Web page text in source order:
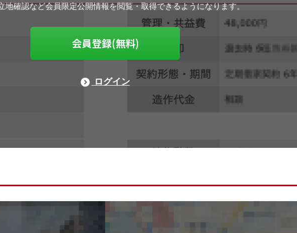
地確認など会員限定公開情報を閲覧・取得できるようになります。
会員登録(無料)
ログイン